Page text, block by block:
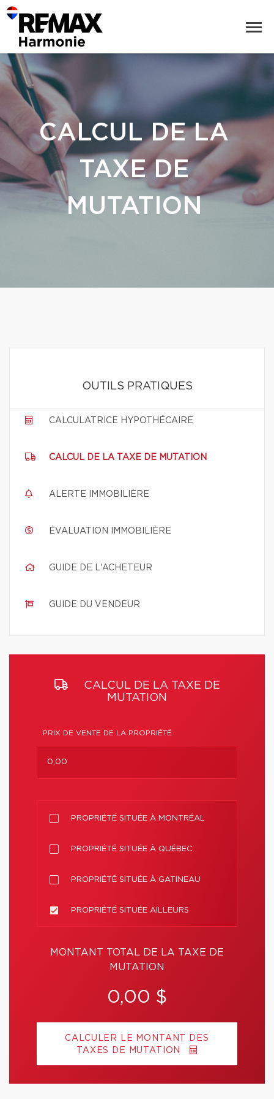
CALCUL DE LA
TAXE DE
MUTATION
OUTILS PRATIQUES
CALCULATRICE HYPOTHÉCAIRE
CALCUL DE LA TAXE DE MUTATION
ALERTE IMMOBILIÈRE
ÉVALUATION IMMOBILIÈRE
GUIDE DE L'ACHETEUR
GUIDE DU VENDEUR
CALCUL DE LA TAXE DE
MUTATION
PRIX DE VENTE DE LA PROPRIÉTÉ:
PROPRIÉTÉ SITUÉE À MONTRÉAL
PROPRIÉTÉ SITUÉE À QUÉBEC
PROPRIÉTÉ SITUÉE À GATINEAU
PROPRIÉTÉ SITUÉE AILLEURS
MONTANT TOTAL DE LA TAXE DE
MUTATION
0,00 $
CALCULER LE MONTANT DES
TAXES DE MUTATION